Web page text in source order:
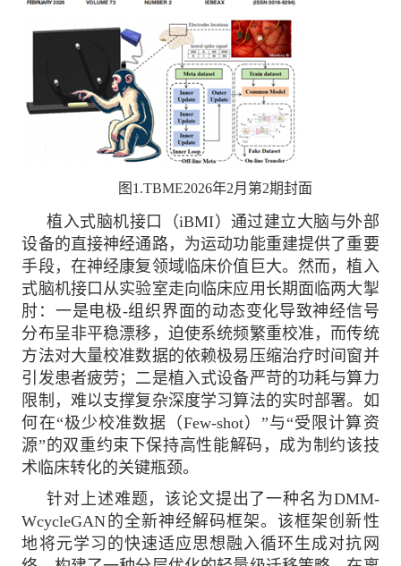
图 1.TBME2026年2月第2期封面
植入式脑机接口（iBMI）通过建立大脑与外部
设备的直接神经通路，为运动功能重建提供了重要
手段，在神经康复领域临床价值巨大。然而，植入
式脑机接口从实验室走向临床应用长期面临两大掣
肘：一是电极-组织界面的动态变化导致神经信号
分布呈非平稳漂移，迫使系统频繁重校准，而传统
方法对大量校准数据的依赖极易压缩治疗时间窗并
引发患者疲劳；二是植入式设备严苛的功耗与算力
限制，难以支撑复杂深度学习算法的实时部署。如
何在“极少校准数据（Few-shot）”与“受限计算资
源”的双重约束下保持高性能解码，成为制约该技
术临床转化的关键瓶颈。
针对上述难题，该论文提出了一种名为DMM-
WcycleGAN的全新神经解码框架。该框架创新性
地将元学习的快速适应思想融入循环生成对抗网